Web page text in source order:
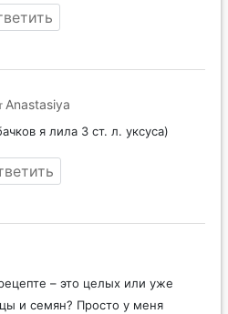
Anastasiya
я лила 3 ст. л. уксуса)
– это целых или уже
и семян? Просто у меня